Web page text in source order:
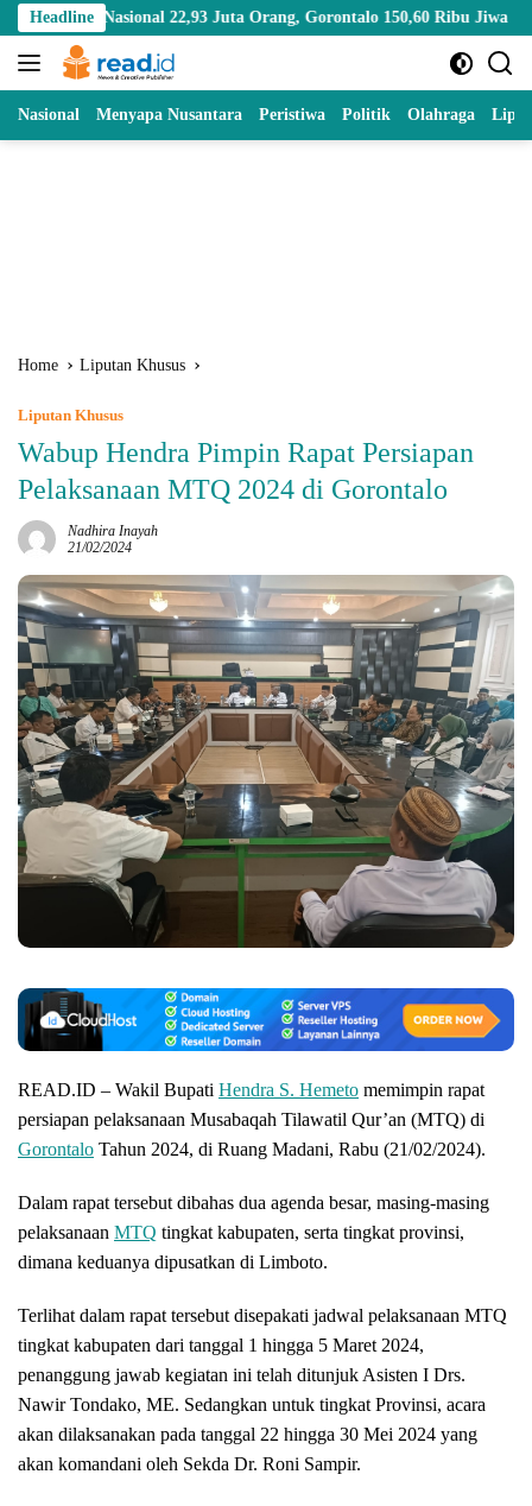
Skip
to
content
Headline
22,93 Juta Orang, Gorontalo 150,60 Ribu Jiwa
Nasional Menyapa Nusantara Peristiwa Politik Olahraga
Home Liputan Khusus
Liputan Khusus
Wabup Hendra Pimpin Rapat Persiapan
Pelaksanaan MTQ 2024 di Gorontalo
Nadhira Inayah
21/02/2024
READ.ID – Wakil Bupati Hendra S. Hemeto memimpin rapat
persiapan pelaksanaan Musabaqah Tilawatil Qur’an (MTQ) di
Gorontalo Tahun 2024, di Ruang Madani, Rabu (21/02/2024).
Dalam rapat tersebut dibahas dua agenda besar, masing-masing
pelaksanaan MTQ tingkat kabupaten, serta tingkat provinsi,
dimana keduanya dipusatkan di Limboto.
Terlihat dalam rapat tersebut disepakati jadwal pelaksanaan MTQ
tingkat kabupaten dari tanggal 1 hingga 5 Maret 2024,
penanggung jawab kegiatan ini telah ditunjuk Asisten I Drs.
Nawir Tondako, ME. Sedangkan untuk tingkat Provinsi, acara
akan dilaksanakan pada tanggal 22 hingga 30 Mei 2024 yang
akan komandani oleh Sekda Dr. Roni Sampir.